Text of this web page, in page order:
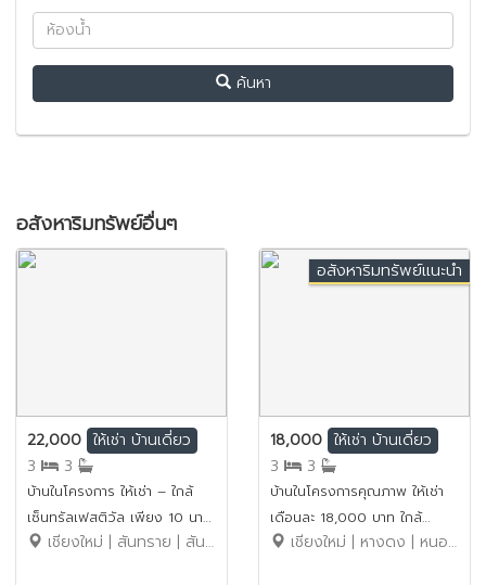
ค้นหา
อสังหาริมทรัพย์อื่นๆ
22,000 ให้เช่า บ้านเดี่ยว
3
3
บ้านในโครงการ ให้เช่า – ใกล้
เซ็นทรัลเฟสติวัล เพียง 10 นาที
ค่าเช่า 22,000 บาท / เดือน
เชียงใหม่ | สันทราย | สันพระเนตร
อสังหาริมทรัพย์แนะนำ
18,000 ให้เช่า บ้านเดี่ยว
3
3
บ้านในโครงการคุณภาพ ให้เช่า
เดือนละ 18,000 บาท ใกล้
โรงเรียนนานาชาติเมริทตันบริติช
เชียงใหม่ | หางดง | หนองควาย